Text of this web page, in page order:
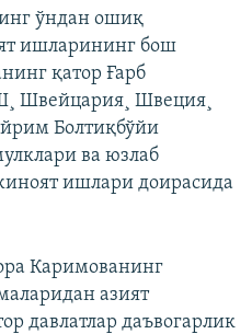
ўндан ошиқ
ишларининг бош
қатор Ғарб
Швейцария¸ Швеция¸
Болтиқбўйи
ва юзлаб
ишлари доирасида
Каримованинг
азият
давлатлар даъвогарлик